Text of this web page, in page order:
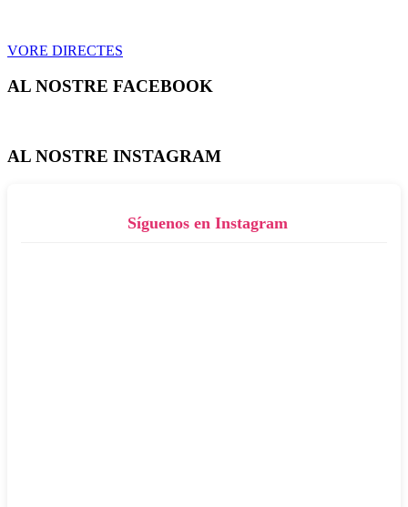
VORE DIRECTES
AL NOSTRE FACEBOOK
AL NOSTRE INSTAGRAM
Síguenos en Instagram